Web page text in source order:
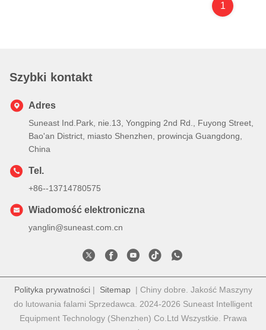
1
Szybki kontakt
Adres
Suneast Ind.Park, nie.13, Yongping 2nd Rd., Fuyong Street,
Bao'an District, miasto Shenzhen, prowincja Guangdong,
China
Tel.
+86--13714780575
Wiadomość elektroniczna
yanglin@suneast.com.cn
Polityka prywatności| Sitemap| Chiny dobre. Jakość Maszyny
do lutowania falami Sprzedawca. 2024-2026 Suneast Intelligent
Equipment Technology (Shenzhen) Co.Ltd Wszystkie. Prawa